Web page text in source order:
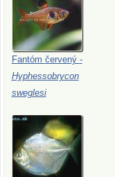
Fantóm červený -
Hyphessobrycon
sweglesi